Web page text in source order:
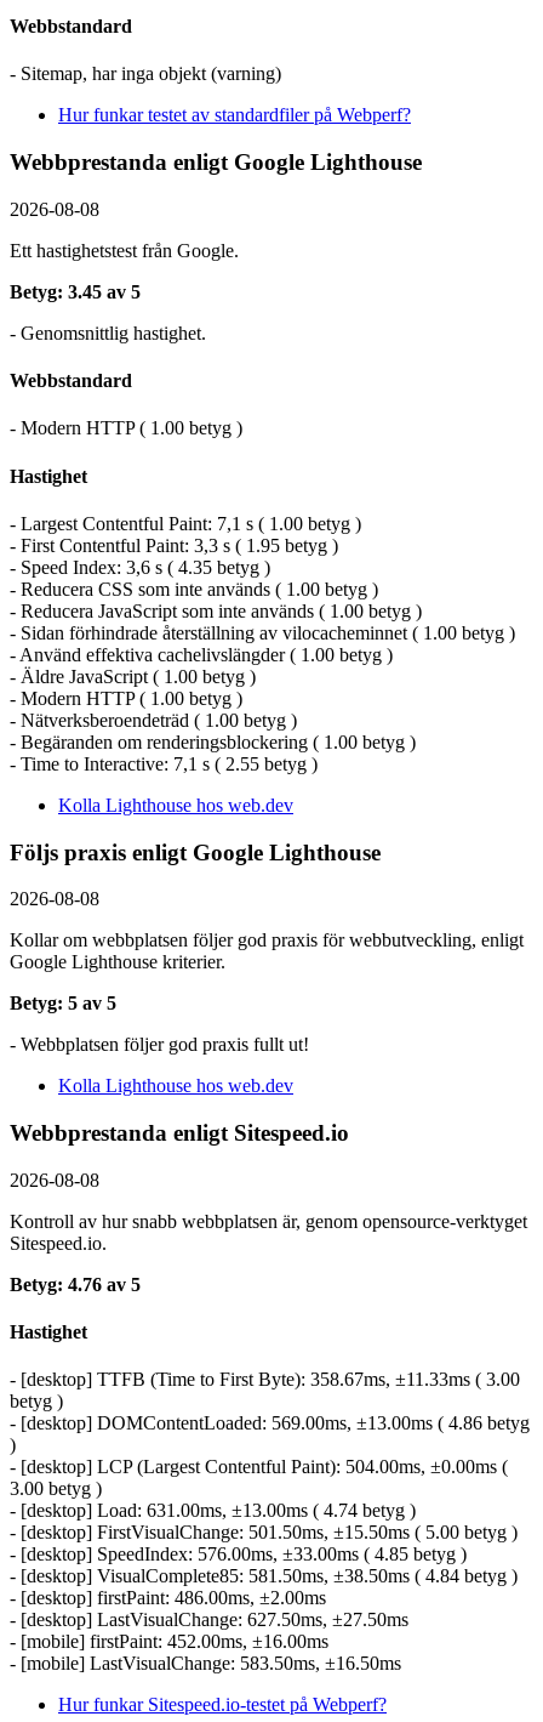
Webbstandard
- Sitemap, har inga objekt (varning)
Hur funkar testet av standardfiler på Webperf?
Webbprestanda enligt Google Lighthouse
2026-08-08
Ett hastighetstest från Google.
Betyg: 3.45 av 5
- Genomsnittlig hastighet.
Webbstandard
- Modern HTTP ( 1.00 betyg )
Hastighet
- Largest Contentful Paint: 7,1 s ( 1.00 betyg )
- First Contentful Paint: 3,3 s ( 1.95 betyg )
- Speed Index: 3,6 s ( 4.35 betyg )
- Reducera CSS som inte används ( 1.00 betyg )
- Reducera JavaScript som inte används ( 1.00 betyg )
- Sidan förhindrade återställning av vilocacheminnet ( 1.00 betyg )
- Använd effektiva cachelivslängder ( 1.00 betyg )
- Äldre JavaScript ( 1.00 betyg )
- Modern HTTP ( 1.00 betyg )
- Nätverksberoendeträd ( 1.00 betyg )
- Begäranden om renderingsblockering ( 1.00 betyg )
- Time to Interactive: 7,1 s ( 2.55 betyg )
Kolla Lighthouse hos web.dev
Följs praxis enligt Google Lighthouse
2026-08-08
Kollar om webbplatsen följer god praxis för webbutveckling, enligt
Google Lighthouse kriterier.
Betyg: 5 av 5
- Webbplatsen följer god praxis fullt ut!
Kolla Lighthouse hos web.dev
Webbprestanda enligt Sitespeed.io
2026-08-08
Kontroll av hur snabb webbplatsen är, genom opensource-verktyget
Sitespeed.io.
Betyg: 4.76 av 5
Hastighet
- [desktop] TTFB (Time to First Byte): 358.67ms, ±11.33ms ( 3.00
betyg )
- [desktop] DOMContentLoaded: 569.00ms, ±13.00ms ( 4.86 betyg
)
- [desktop] LCP (Largest Contentful Paint): 504.00ms, ±0.00ms (
3.00 betyg )
- [desktop] Load: 631.00ms, ±13.00ms ( 4.74 betyg )
- [desktop] FirstVisualChange: 501.50ms, ±15.50ms ( 5.00 betyg )
- [desktop] SpeedIndex: 576.00ms, ±33.00ms ( 4.85 betyg )
- [desktop] VisualComplete85: 581.50ms, ±38.50ms ( 4.84 betyg )
- [desktop] firstPaint: 486.00ms, ±2.00ms
- [desktop] LastVisualChange: 627.50ms, ±27.50ms
- [mobile] firstPaint: 452.00ms, ±16.00ms
- [mobile] LastVisualChange: 583.50ms, ±16.50ms
Hur funkar Sitespeed.io-testet på Webperf?